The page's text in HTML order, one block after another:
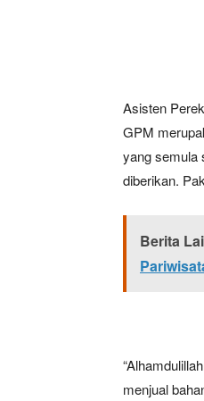
Asisten
GPM
yang semula
diberikan.
Berita
menjual